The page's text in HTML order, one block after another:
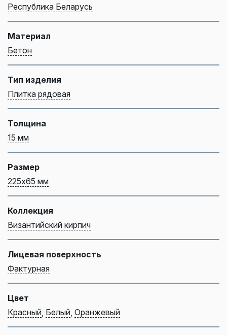
Республика Беларусь
Материал
Бетон
Тип изделия
Плитка рядовая
Толщина
15 мм
Размер
225х65 мм
Коллекция
Византийский кирпич
Лицевая поверхность
Фактурная
Цвет
Красный Белый Оранжевый